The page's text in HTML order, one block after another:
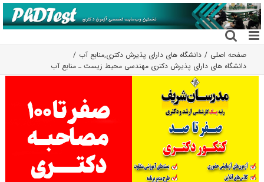
رفتن
به
محتوا
صفحه اصلی دانشگاه های دارای پذیرش دکتری,منابع آب
دانشگاه های دارای پذیرش دکتری مهندسی محیط زیست ـ ﻣﻨﺎﺑﻊ آب